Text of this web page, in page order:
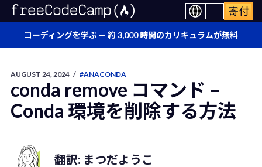
寄付
コーディングを学ぶ — 約 3,000 時間のカリキュラムが無料
AUGUST 24, 2024 / #ANACONDA
conda remove コマンド –
Conda 環境を削除する方法
翻訳: まつだようこ